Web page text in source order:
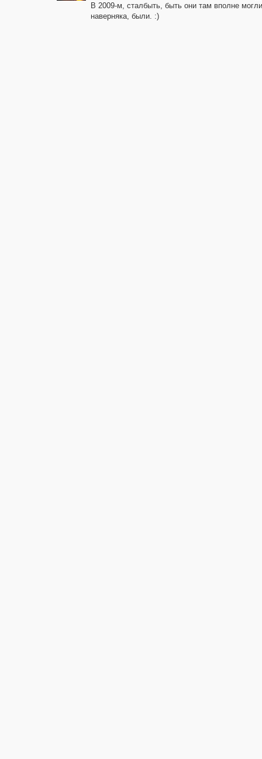
В 2009-м, сталбыть, быть они там вполне
наверняка, были. :)